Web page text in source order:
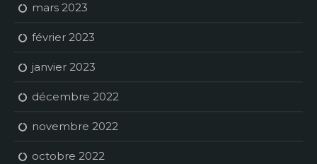
mars 2023
février 2023
janvier 2023
décembre 2022
novembre 2022
octobre 2022